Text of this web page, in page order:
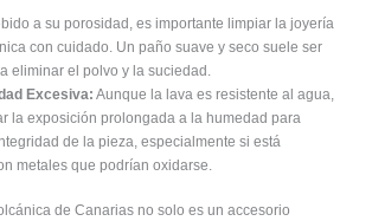
a su porosidad, es importante limpiar la joyería
con cuidado. Un paño suave y seco suele ser
eliminar el polvo y la suciedad.
Excesiva: Aunque la lava es resistente al agua,
la exposición prolongada a la humedad para
de la pieza, especialmente si está
metales que podrían oxidarse.
de Canarias no solo es un accesorio